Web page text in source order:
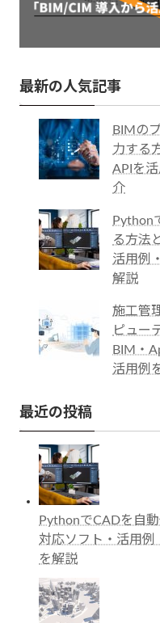
最新の人気記事
BIMの
力する
APIを
介
Python
る方法
活用例
解説
施工管
ピュー
BIM・
活用例
最近の投稿
PythonでCADを自
対応ソフト・活用例
を解説